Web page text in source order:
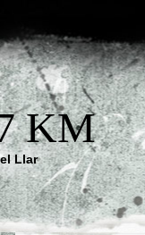
KM
Llar